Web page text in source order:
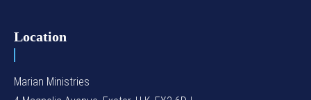
Location
Marian Ministries